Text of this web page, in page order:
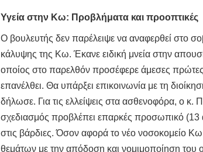
Υγεία στην Κω: Προβλήματα και προοπτικές
Ο βουλευτής δεν παρέλειψε να αναφερθεί στο
κάλυψης της Κω. Έκανε ειδική μνεία στην
οποίος στο παρελθόν προσέφερε άμεσες πρώτες
επανέλθει. Θα υπάρξει επικοινωνία με τη
δήλωσε. Για τις ελλείψεις στα ασθενοφόρα, ο
σχεδιασμός προβλέπει επαρκές προσωπικό
στις βάρδιες. Όσον αφορά το νέο νοσοκομείο
θεμάτων με την απόδοση και νομιμοποίηση του